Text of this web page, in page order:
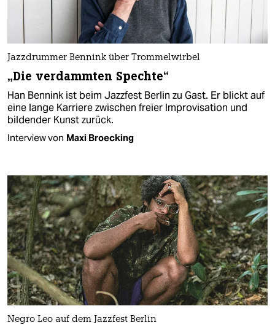
Jazzdrummer Bennink über Trommelwirbel
„Die verdammten Spechte“
Han Bennink ist beim Jazzfest Berlin zu Gast. Er blickt auf
eine lange Karriere zwischen freier Improvisation und
bildender Kunst zurück.
Interview von Maxi Broecking
Negro Leo auf dem Jazzfest Berlin